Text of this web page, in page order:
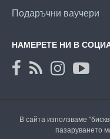
Подаръчни ваучери
НАМЕРЕТЕ НИ В
В сайта използваме
пазаруването